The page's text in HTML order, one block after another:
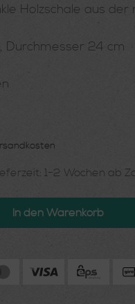
Holzschale aus der
Durchmesser 24 cm
1-2 Wochen ab
In den Warenkorb